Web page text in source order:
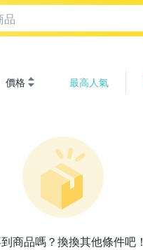
價格 最高人氣
商品嗎？換換其他條件吧！